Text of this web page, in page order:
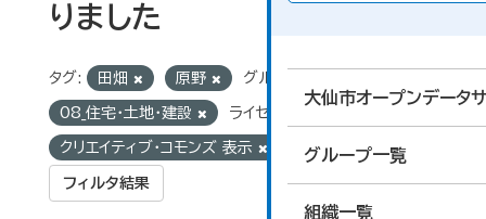
大仙市オープンデータ
グループ一覧
組織一覧
りました
タグ: 田畑 原野 グループ:
08_住宅・土地・建設 ライセンス:
クリエイティブ・コモンズ 表示
フィルタ結果